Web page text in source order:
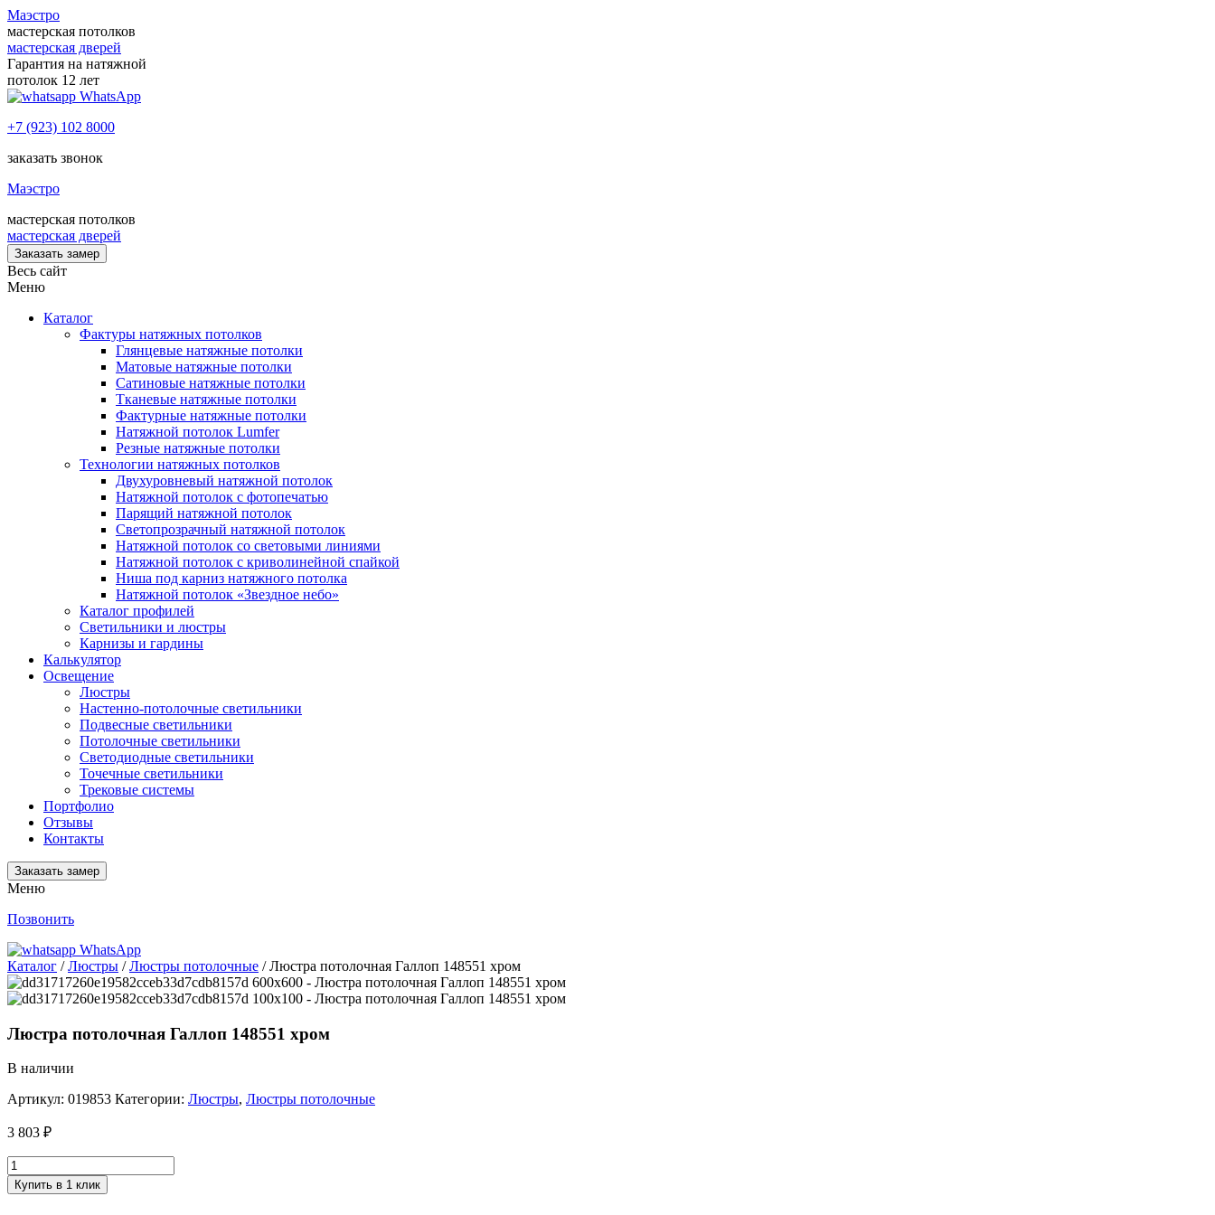
Маэстро
мастерская потолков
мастерская дверей
Гарантия на натяжной
потолок 12 лет
WhatsApp
+7 (923) 102 8000
заказать звонок
Маэстро
мастерская потолков
мастерская дверей
Заказать замер
Весь сайт
Меню
Каталог
Фактуры натяжных потолков
Глянцевые натяжные потолки
Матовые натяжные потолки
Сатиновые натяжные потолки
Тканевые натяжные потолки
Фактурные натяжные потолки
Натяжной потолок Lumfer
Резные натяжные потолки
Технологии натяжных потолков
Двухуровневый натяжной потолок
Натяжной потолок с фотопечатью
Парящий натяжной потолок
Светопрозрачный натяжной потолок
Натяжной потолок со световыми линиями
Натяжной потолок с криволинейной спайкой
Ниша под карниз натяжного потолка
Натяжной потолок «Звездное небо»
Каталог профилей
Светильники и люстры
Карнизы и гардины
Калькулятор
Освещение
Люстры
Настенно-потолочные светильники
Подвесные светильники
Потолочные светильники
Светодиодные светильники
Точечные светильники
Трековые системы
Портфолио
Отзывы
Контакты
Заказать замер
Меню
Позвонить
WhatsApp
Каталог /Люстры /Люстры потолочные / Люстра потолочная Галлоп 148551 хром
Люстра потолочная Галлоп 148551 хром
В наличии
Артикул: 019853 Категории: Люстры, Люстры потолочные
3 803 ₽
Купить в 1 клик